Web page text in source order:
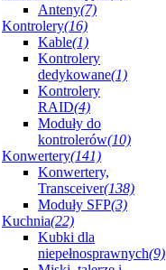
Anteny(7)
Kontrolery(16)
Kable(1)
Kontrolery
dedykowane(1)
Kontrolery
RAID(4)
Moduły do
kontrolerów(10)
Konwertery(141)
Konwertery,
Transceiver(138)
Moduły SFP(3)
Kuchnia(22)
Kubki dla
niepełnosprawnych(9)